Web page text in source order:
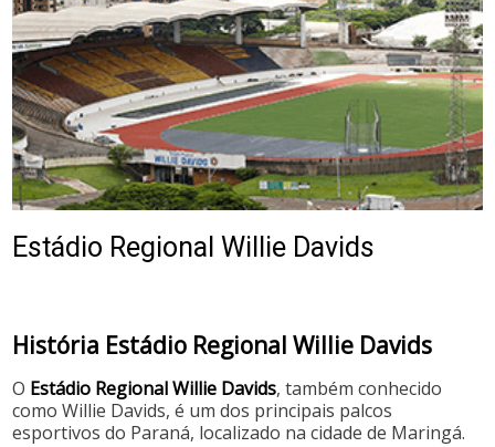
Estádio Regional Willie Davids
História Estádio Regional Willie Davids
O Estádio Regional Willie Davids, também conhecido
como Willie Davids, é um dos principais palcos
esportivos do Paraná, localizado na cidade de Maringá.